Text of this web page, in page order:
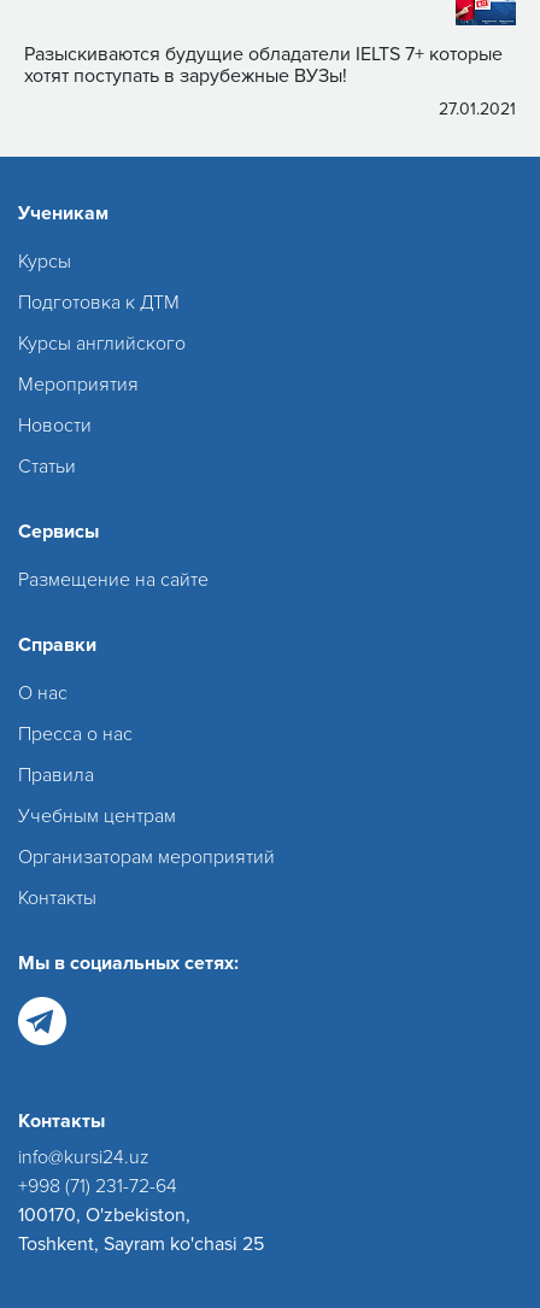
Разыскиваются будущие обладатели IELTS 7+ которые
хотят поступать в зарубежные ВУЗы!
27.01.2021
Ученикам
Курсы
Подготовка к ДТМ
Курсы английского
Мероприятия
Новости
Статьи
Сервисы
Размещение на сайте
Справки
О нас
Пресса о нас
Правила
Учебным центрам
Организаторам мероприятий
Контакты
Мы в социальных сетях:
Контакты
info@kursi24.uz
+998 (71) 231-72-64
100170, O'zbekiston,
Toshkent, Sayram ko'chasi 25